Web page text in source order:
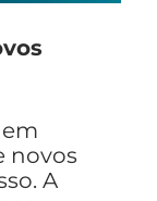
novos
A